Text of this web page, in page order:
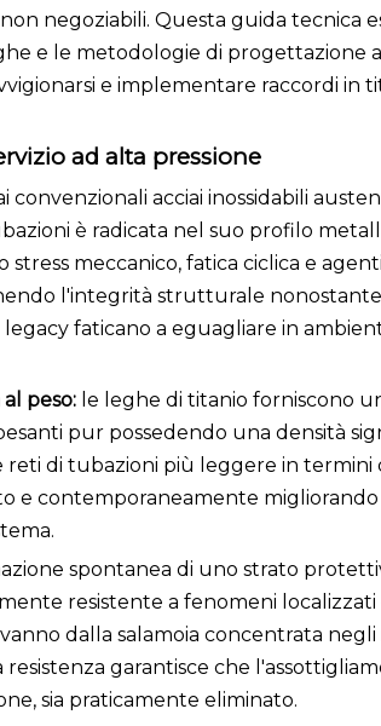
negoziabili. Questa guida tecnica
e le metodologie di progettazione
e implementare raccordi in
ad alta pressione
acciai inossidabili
è radicata nel suo profilo
meccanico, fatica ciclica e
l'integrità strutturale
faticano a eguagliare in
peso: le leghe di titanio forniscono
pur possedendo una densità
di tubazioni più leggere in termini
e contemporaneamente migliorando
spontanea di uno strato
resistente a fenomeni localizzati
dalla salamoia concentrata negli
garantisce che
sia praticamente eliminato.